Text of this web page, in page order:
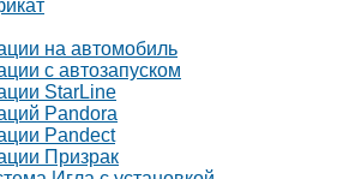
на автомобиль
с автозапуском
StarLine
Pandora
Pandect
Призрак